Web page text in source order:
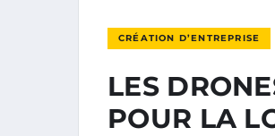
CRÉATION D’ENTREPRISE
LES
POUR LA